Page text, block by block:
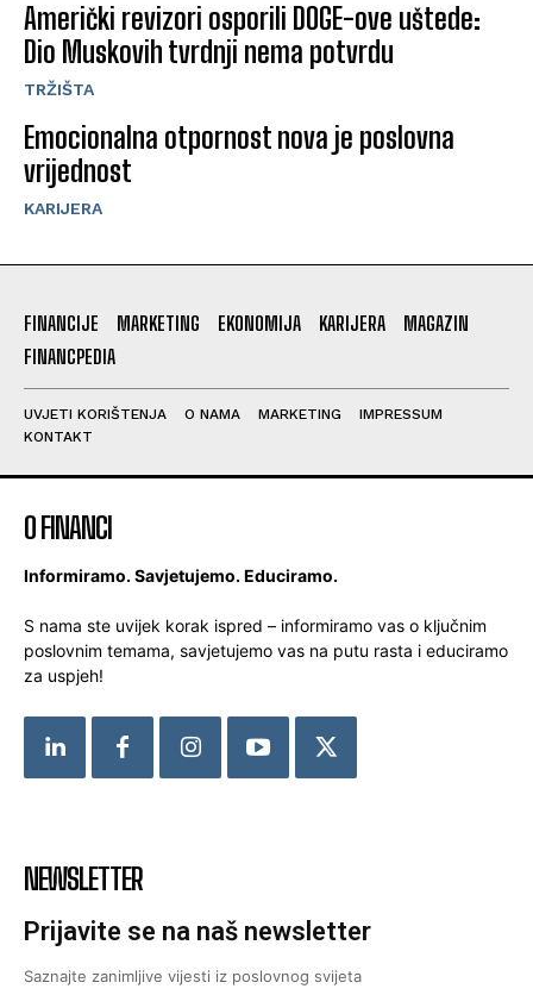
Američki revizori osporili DOGE-ove uštede:
Dio Muskovih tvrdnji nema potvrdu
TRŽIŠTA
Emocionalna otpornost nova je poslovna
vrijednost
KARIJERA
FINANCIJE MARKETING EKONOMIJA KARIJERA
MAGAZIN
FINANCPEDIA
UVJETI KORIŠTENJA O NAMA MARKETING
IMPRESSUM
KONTAKT
O FINANCI
Informiramo. Savjetujemo. Educiramo.
S nama ste uvijek korak ispred – informiramo vas o ključnim
poslovnim temama, savjetujemo vas na putu rasta i educiramo
za uspjeh!
NEWSLETTER
Prijavite se na naš newsletter
Saznajte zanimljive vijesti iz poslovnog svijeta